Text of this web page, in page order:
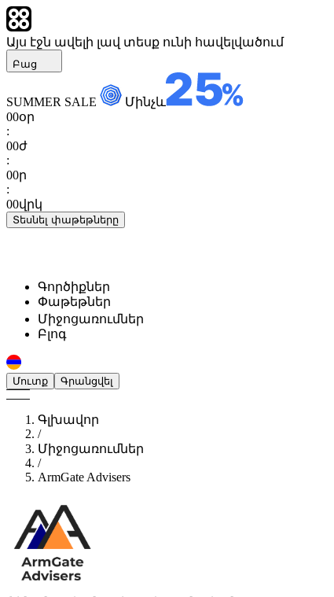
Այս էջն ավելի լավ տեսք ունի հավելվածում
Բաց
SUMMER SALE
Մինչև
00օր
:
00ժ
:
00ր
:
00վրկ
Տեսնել փաթեթները
Գործիքներ
Փաթեթներ
Միջոցառումներ
Բլոգ
Մուտք Գրանցվել
Գլխավոր
/
Միջոցառումներ
/
ArmGate Advisers